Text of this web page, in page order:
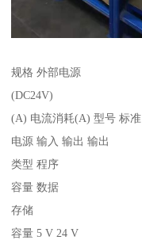
规格 外部电源
(DC24V)
(A) 电流消耗(A) 型号 标准
电源 输入 输出 输出
类型 程序
容量 数据
存储
容量 5 V 24 V